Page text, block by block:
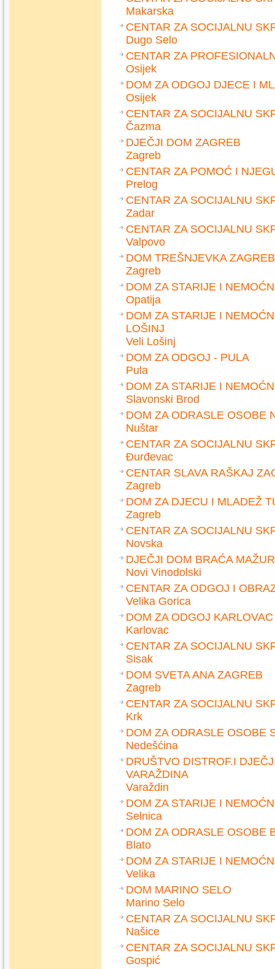
Makarska
CENTAR ZA SOCIJALNU
Dugo Selo
CENTAR ZA
Osijek
DOM ZA ODGOJ DJECE I
Osijek
CENTAR ZA SOCIJALNU
Čazma
DJEČJI DOM ZAGREB
Zagreb
CENTAR ZA POMOĆ I
Prelog
CENTAR ZA SOCIJALNU
Zadar
CENTAR ZA SOCIJALNU
Valpovo
DOM TREŠNJEVKA ZAGREB
Zagreb
DOM ZA STARIJE I
Opatija
DOM ZA STARIJE I
LOŠINJ
Veli Lošinj
DOM ZA ODGOJ - PULA
Pula
DOM ZA STARIJE I
Slavonski Brod
DOM ZA ODRASLE OSOBE
Nuštar
CENTAR ZA SOCIJALNU
Đurđevac
CENTAR SLAVA RAŠKAJ
Zagreb
DOM ZA DJECU I MLADEŽ
Zagreb
CENTAR ZA SOCIJALNU
Novska
DJEČJI DOM BRAĆA
Novi Vinodolski
CENTAR ZA ODGOJ I
Velika Gorica
DOM ZA ODGOJ KARLOVAC
Karlovac
CENTAR ZA SOCIJALNU
Sisak
DOM SVETA ANA ZAGREB
Zagreb
CENTAR ZA SOCIJALNU
Krk
DOM ZA ODRASLE OSOBE
Nedešćina
DRUŠTVO DISTROF.I
VARAŽDINA
Varaždin
DOM ZA STARIJE I
Selnica
DOM ZA ODRASLE OSOBE
Blato
DOM ZA STARIJE I
Velika
DOM MARINO SELO
Marino Selo
CENTAR ZA SOCIJALNU
Našice
CENTAR ZA SOCIJALNU
Gospić